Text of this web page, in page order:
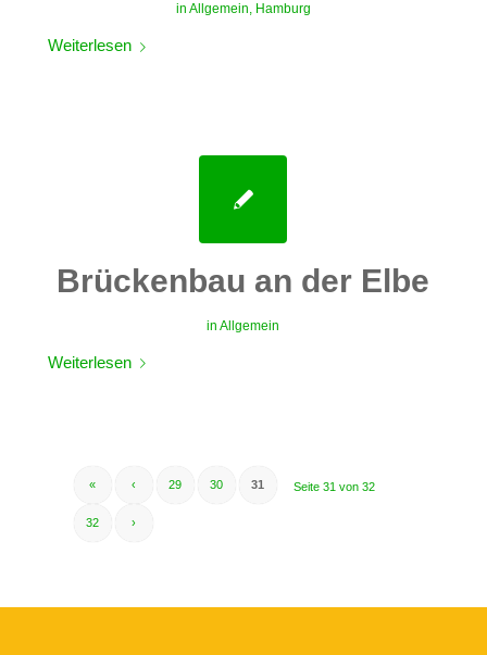
in Allgemein, Hamburg
Weiterlesen
Brückenbau an der Elbe
inAllgemein
Weiterlesen
Seite 31 von 32
« ‹ 29 30 31
32 ›